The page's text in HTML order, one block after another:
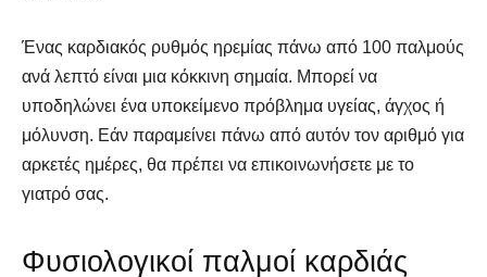
Ένας καρδιακός ρυθμός ηρεμίας πάνω από 100 παλμούς
ανά λεπτό είναι μια κόκκινη σημαία. Μπορεί να
υποδηλώνει ένα υποκείμενο πρόβλημα υγείας, άγχος ή
μόλυνση. Εάν παραμείνει πάνω από αυτόν τον αριθμό για
αρκετές ημέρες, θα πρέπει να επικοινωνήσετε με το
γιατρό σας.
Φυσιολογικοί παλμοί καρδιάς